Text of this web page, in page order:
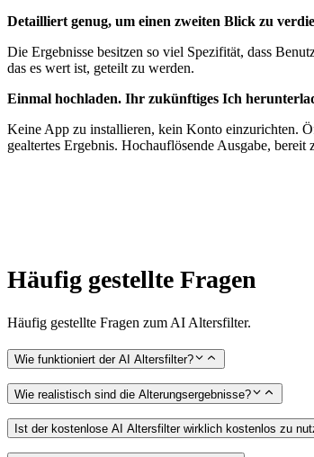
Detailliert genug, um einen zweiten Blick zu
Die Ergebnisse besitzen so viel Spezifität, dass
das es wert ist, geteilt zu werden.
Einmal hochladen. Ihr zukünftiges Ich
Keine App zu installieren, kein Konto einzurichten.
gealtertes Ergebnis. Hochauflösende Ausgabe,
Häufig gestellte Fragen
Häufig gestellte Fragen zum AI Altersfilter.
Wie funktioniert der AI Altersfilter?
Wie realistisch sind die Alterungsergebnisse?
Ist der kostenlose AI Altersfilter wirklich kostenlos zu